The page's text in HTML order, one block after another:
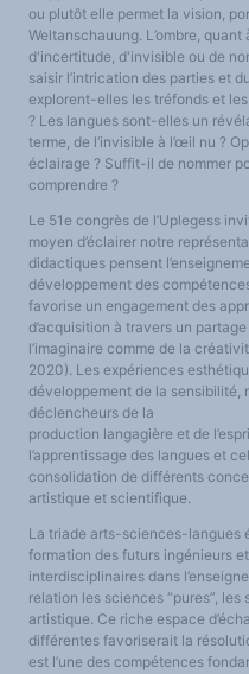
ou plutôt elle permet la vision,
Weltanschauung. L’ombre,
d'incertitude, d'invisible ou de
saisir l’intrication des parties et
explorent-elles les tréfonds et
? Les langues sont-elles un
terme, de l’invisible à l’œil nu ?
éclairage ? Suffit-il de nommer
comprendre ?
Le 51e congrès de l’Uplegess
moyen d’éclairer notre
didactiques pensent
développement des
favorise un engagement des
d’acquisition à travers un
l’imaginaire comme de la
2020). Les expériences
développement de la sensibilité,
déclencheurs de la
production langagière et de
l’apprentissage des langues et
consolidation de différents
artistique et scientifique.
La triade arts-sciences-langues
formation des futurs ingénieurs
interdisciplinaires dans
relation les sciences “pures”,
artistique. Ce riche espace
différentes favoriserait la
est l’une des compétences